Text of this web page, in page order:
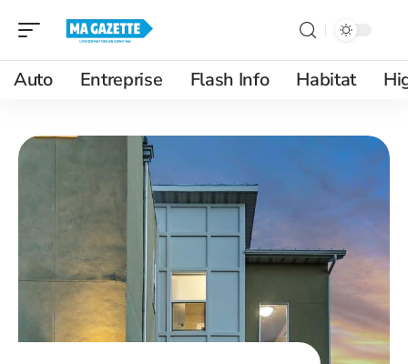
Auto Entreprise Flash Info Habitat